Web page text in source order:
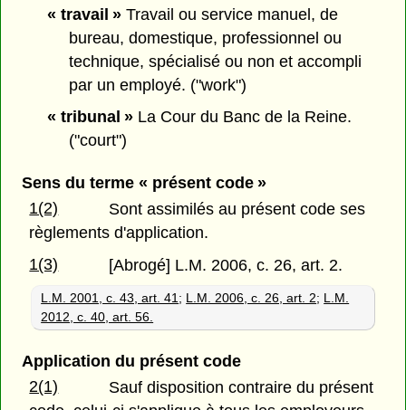
« travail »Travail ou service manuel, de
bureau, domestique, professionnel ou
technique, spécialisé ou non et accompli
par un employé. ("work")
« tribunal »La Cour du Banc de la Reine.
("court")
Sens du terme « présent code »
1(2)
Sont assimilés au présent code ses
règlements d'application.
1(3)
[Abrogé] L.M. 2006, c. 26, art. 2.
L.M. 2001, c. 43, art. 41 ; L.M. 2006, c. 26, art. 2; L.M.
2012, c. 40, art. 56.
Application du présent code
2(1)
Sauf disposition contraire du présent